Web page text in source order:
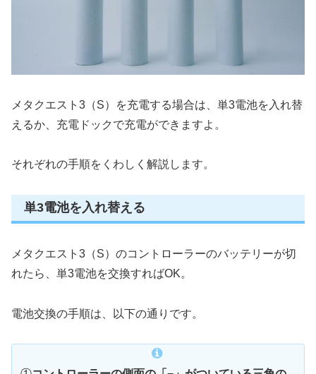
メタクエスト3（S）を充電する場合は、単3電池を入れ替
えるか、充電ドックで充電ができますよ。
それぞれの手順をくわしく解説します。
単3電池を入れ替える
メタクエスト3（S）のコントローラーのバッテリーが切
れたら、単3電池を交換すればOK。
電池交換の手順は、以下の通りです。